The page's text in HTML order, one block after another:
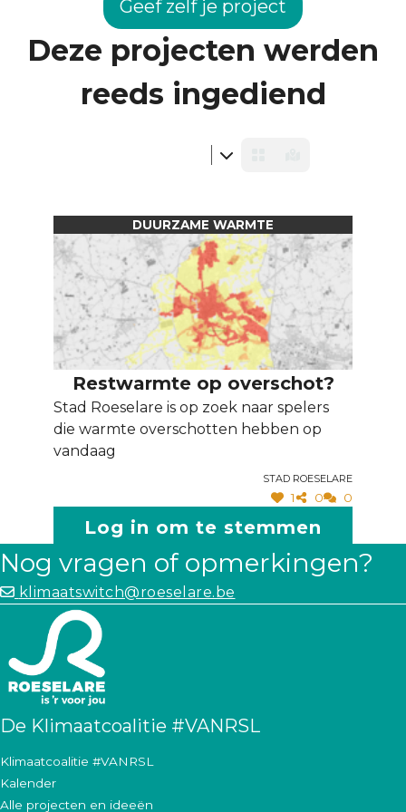
Geef zelf je project
Deze projecten werden
reeds ingediend
DUURZAME WARMTE
Restwarmte op overschot?
Stad Roeselare is op zoek naar spelers
die warmte overschotten hebben op
vandaag
Stad Roeselare
1 0 0
Log in om te stemmen
Nog vragen of opmerkingen?
klimaatswitch@roeselare.be
De Klimaatcoalitie #VANRSL
Klimaatcoalitie #VANRSL
Kalender
Alle projecten en ideeën